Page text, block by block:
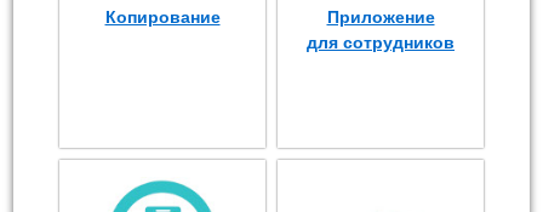
Копирование
Приложение
для сотрудников